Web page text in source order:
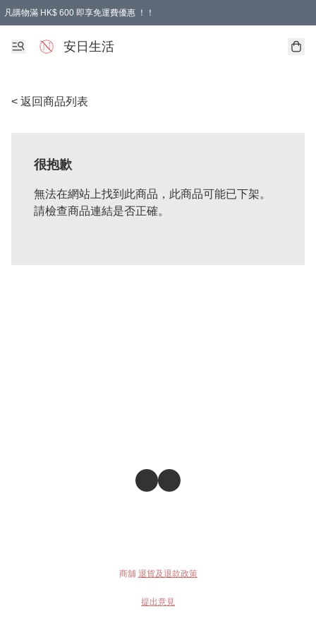
凡購物滿 HK$ 600 即享免運費優惠 ！！
安日生活
< 返回商品列表
很抱歉
無法在網站上找到此商品，此商品可能已下架。
請檢查商品連結是否正確。
商舖 退貨及退款政策
提出意見